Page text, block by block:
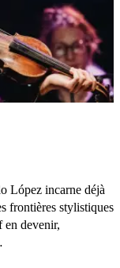
López incarne déjà
frontières stylistiques
en devenir,